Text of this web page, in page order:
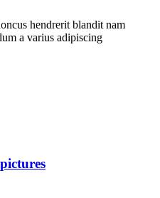
hendrerit blandit nam
a varius adipiscing